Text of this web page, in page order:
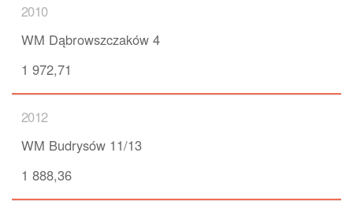
2010
WM Dąbrowszczaków 4
1 972,71
2012
WM Budrysów 11/13
1 888,36